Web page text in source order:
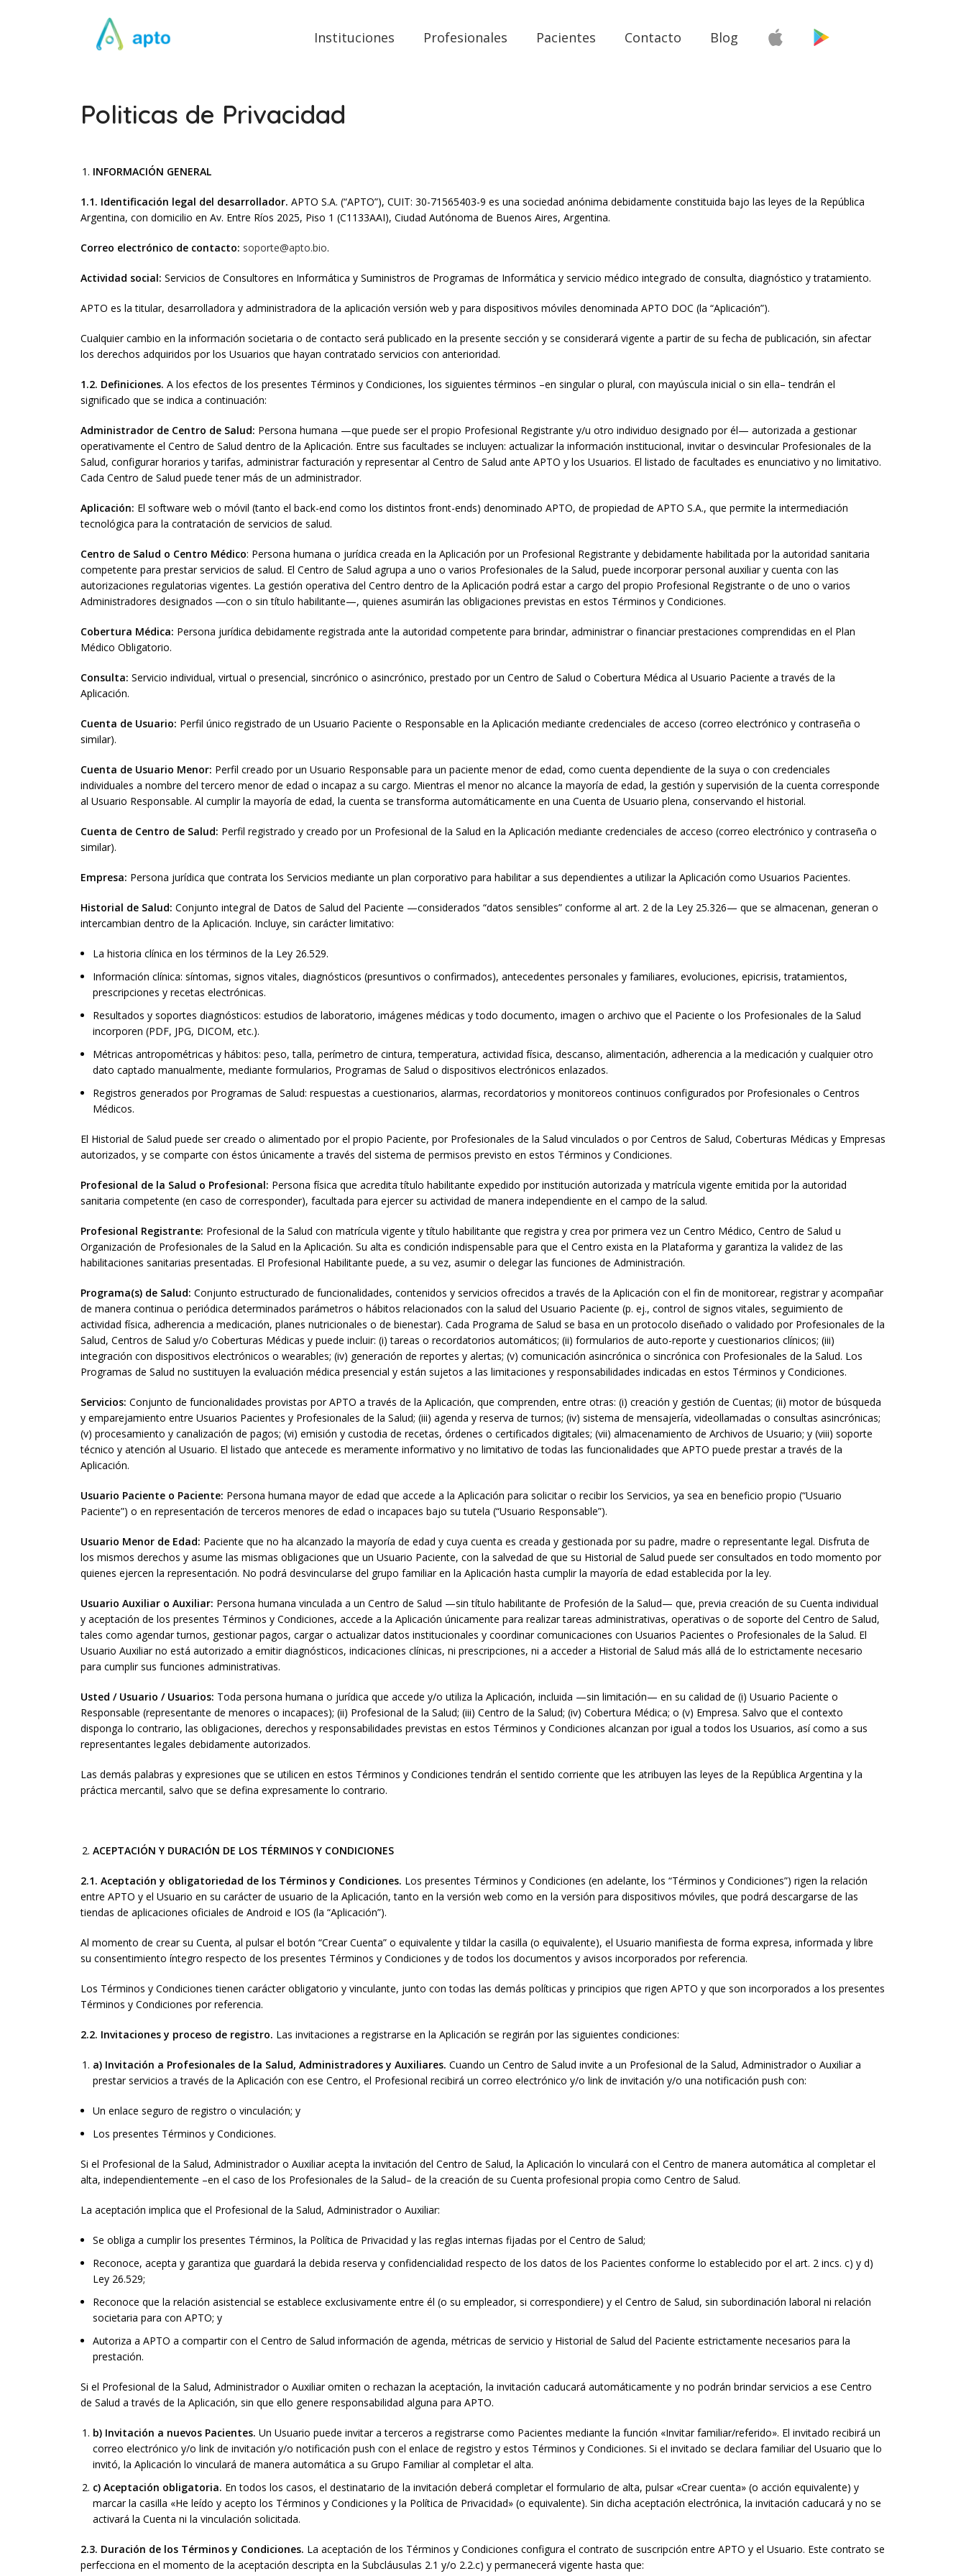
Instituciones Profesionales Pacientes Contacto Blog
Politicas de Privacidad
INFORMACIÓN GENERAL
1.1. Identificación legal del desarrollador. APTO S.A. (“APTO”), CUIT: 30-71565403-9 es una sociedad anónima debidamente constituida bajo las leyes de la República
Argentina, con domicilio en Av. Entre Ríos 2025, Piso 1 (C1133AAI), Ciudad Autónoma de Buenos Aires, Argentina.
Correo electrónico de contacto: soporte@apto.bio.
Actividad social: Servicios de Consultores en Informática y Suministros de Programas de Informática y servicio médico integrado de consulta, diagnóstico y tratamiento.
APTO es la titular, desarrolladora y administradora de la aplicación versión web y para dispositivos móviles denominada APTO DOC (la “Aplicación”).
Cualquier cambio en la información societaria o de contacto será publicado en la presente sección y se considerará vigente a partir de su fecha de publicación, sin afectar
los derechos adquiridos por los Usuarios que hayan contratado servicios con anterioridad.
1.2. Definiciones. A los efectos de los presentes Términos y Condiciones, los siguientes términos –en singular o plural, con mayúscula inicial o sin ella– tendrán el
significado que se indica a continuación:
Administrador de Centro de Salud: Persona humana —que puede ser el propio Profesional Registrante y/u otro individuo designado por él— autorizada a gestionar
operativamente el Centro de Salud dentro de la Aplicación. Entre sus facultades se incluyen: actualizar la información institucional, invitar o desvincular Profesionales de la
Salud, configurar horarios y tarifas, administrar facturación y representar al Centro de Salud ante APTO y los Usuarios. El listado de facultades es enunciativo y no limitativo.
Cada Centro de Salud puede tener más de un administrador.
Aplicación: El software web o móvil (tanto el back-end como los distintos front-ends) denominado APTO, de propiedad de APTO S.A., que permite la intermediación
tecnológica para la contratación de servicios de salud.
Centro de Salud o Centro Médico: Persona humana o jurídica creada en la Aplicación por un Profesional Registrante y debidamente habilitada por la autoridad sanitaria
competente para prestar servicios de salud. El Centro de Salud agrupa a uno o varios Profesionales de la Salud, puede incorporar personal auxiliar y cuenta con las
autorizaciones regulatorias vigentes. La gestión operativa del Centro dentro de la Aplicación podrá estar a cargo del propio Profesional Registrante o de uno o varios
Administradores designados ―con o sin título habilitante—, quienes asumirán las obligaciones previstas en estos Términos y Condiciones.
Cobertura Médica: Persona jurídica debidamente registrada ante la autoridad competente para brindar, administrar o financiar prestaciones comprendidas en el Plan
Médico Obligatorio.
Consulta: Servicio individual, virtual o presencial, sincrónico o asincrónico, prestado por un Centro de Salud o Cobertura Médica al Usuario Paciente a través de la
Aplicación.
Cuenta de Usuario: Perfil único registrado de un Usuario Paciente o Responsable en la Aplicación mediante credenciales de acceso (correo electrónico y contraseña o
similar).
Cuenta de Usuario Menor: Perfil creado por un Usuario Responsable para un paciente menor de edad, como cuenta dependiente de la suya o con credenciales
individuales a nombre del tercero menor de edad o incapaz a su cargo. Mientras el menor no alcance la mayoría de edad, la gestión y supervisión de la cuenta corresponde
al Usuario Responsable. Al cumplir la mayoría de edad, la cuenta se transforma automáticamente en una Cuenta de Usuario plena, conservando el historial.
Cuenta de Centro de Salud: Perfil registrado y creado por un Profesional de la Salud en la Aplicación mediante credenciales de acceso (correo electrónico y contraseña o
similar).
Empresa: Persona jurídica que contrata los Servicios mediante un plan corporativo para habilitar a sus dependientes a utilizar la Aplicación como Usuarios Pacientes.
Historial de Salud: Conjunto integral de Datos de Salud del Paciente —considerados “datos sensibles” conforme al art. 2 de la Ley 25.326— que se almacenan, generan o
intercambian dentro de la Aplicación. Incluye, sin carácter limitativo:
La historia clínica en los términos de la Ley 26.529.
Información clínica: síntomas, signos vitales, diagnósticos (presuntivos o confirmados), antecedentes personales y familiares, evoluciones, epicrisis, tratamientos,
prescripciones y recetas electrónicas.
Resultados y soportes diagnósticos: estudios de laboratorio, imágenes médicas y todo documento, imagen o archivo que el Paciente o los Profesionales de la Salud
incorporen (PDF, JPG, DICOM, etc.).
Métricas antropométricas y hábitos: peso, talla, perímetro de cintura, temperatura, actividad física, descanso, alimentación, adherencia a la medicación y cualquier otro
dato captado manualmente, mediante formularios, Programas de Salud o dispositivos electrónicos enlazados.
Registros generados por Programas de Salud: respuestas a cuestionarios, alarmas, recordatorios y monitoreos continuos configurados por Profesionales o Centros
Médicos.
El Historial de Salud puede ser creado o alimentado por el propio Paciente, por Profesionales de la Salud vinculados o por Centros de Salud, Coberturas Médicas y Empresas
autorizados, y se comparte con éstos únicamente a través del sistema de permisos previsto en estos Términos y Condiciones.
Profesional de la Salud o Profesional: Persona física que acredita título habilitante expedido por institución autorizada y matrícula vigente emitida por la autoridad
sanitaria competente (en caso de corresponder), facultada para ejercer su actividad de manera independiente en el campo de la salud.
Profesional Registrante: Profesional de la Salud con matrícula vigente y título habilitante que registra y crea por primera vez un Centro Médico, Centro de Salud u
Organización de Profesionales de la Salud en la Aplicación. Su alta es condición indispensable para que el Centro exista en la Plataforma y garantiza la validez de las
habilitaciones sanitarias presentadas. El Profesional Habilitante puede, a su vez, asumir o delegar las funciones de Administración.
Programa(s) de Salud: Conjunto estructurado de funcionalidades, contenidos y servicios ofrecidos a través de la Aplicación con el fin de monitorear, registrar y acompañar
de manera continua o periódica determinados parámetros o hábitos relacionados con la salud del Usuario Paciente (p. ej., control de signos vitales, seguimiento de
actividad física, adherencia a medicación, planes nutricionales o de bienestar). Cada Programa de Salud se basa en un protocolo diseñado o validado por Profesionales de la
Salud, Centros de Salud y/o Coberturas Médicas y puede incluir: (i) tareas o recordatorios automáticos; (ii) formularios de auto-reporte y cuestionarios clínicos; (iii)
integración con dispositivos electrónicos o wearables; (iv) generación de reportes y alertas; (v) comunicación asincrónica o sincrónica con Profesionales de la Salud. Los
Programas de Salud no sustituyen la evaluación médica presencial y están sujetos a las limitaciones y responsabilidades indicadas en estos Términos y Condiciones.
Servicios: Conjunto de funcionalidades provistas por APTO a través de la Aplicación, que comprenden, entre otras: (i) creación y gestión de Cuentas; (ii) motor de búsqueda
y emparejamiento entre Usuarios Pacientes y Profesionales de la Salud; (iii) agenda y reserva de turnos; (iv) sistema de mensajería, videollamadas o consultas asincrónicas;
(v) procesamiento y canalización de pagos; (vi) emisión y custodia de recetas, órdenes o certificados digitales; (vii) almacenamiento de Archivos de Usuario; y (viii) soporte
técnico y atención al Usuario. El listado que antecede es meramente informativo y no limitativo de todas las funcionalidades que APTO puede prestar a través de la
Aplicación.
Usuario Paciente o Paciente: Persona humana mayor de edad que accede a la Aplicación para solicitar o recibir los Servicios, ya sea en beneficio propio (“Usuario
Paciente”) o en representación de terceros menores de edad o incapaces bajo su tutela (“Usuario Responsable”).
Usuario Menor de Edad: Paciente que no ha alcanzado la mayoría de edad y cuya cuenta es creada y gestionada por su padre, madre o representante legal. Disfruta de
los mismos derechos y asume las mismas obligaciones que un Usuario Paciente, con la salvedad de que su Historial de Salud puede ser consultados en todo momento por
quienes ejercen la representación. No podrá desvincularse del grupo familiar en la Aplicación hasta cumplir la mayoría de edad establecida por la ley.
Usuario Auxiliar o Auxiliar: Persona humana vinculada a un Centro de Salud —sin título habilitante de Profesión de la Salud— que, previa creación de su Cuenta individual
y aceptación de los presentes Términos y Condiciones, accede a la Aplicación únicamente para realizar tareas administrativas, operativas o de soporte del Centro de Salud,
tales como agendar turnos, gestionar pagos, cargar o actualizar datos institucionales y coordinar comunicaciones con Usuarios Pacientes o Profesionales de la Salud. El
Usuario Auxiliar no está autorizado a emitir diagnósticos, indicaciones clínicas, ni prescripciones, ni a acceder a Historial de Salud más allá de lo estrictamente necesario
para cumplir sus funciones administrativas.
Usted / Usuario / Usuarios: Toda persona humana o jurídica que accede y/o utiliza la Aplicación, incluida —sin limitación— en su calidad de (i) Usuario Paciente o
Responsable (representante de menores o incapaces); (ii) Profesional de la Salud; (iii) Centro de la Salud; (iv) Cobertura Médica; o (v) Empresa. Salvo que el contexto
disponga lo contrario, las obligaciones, derechos y responsabilidades previstas en estos Términos y Condiciones alcanzan por igual a todos los Usuarios, así como a sus
representantes legales debidamente autorizados.
Las demás palabras y expresiones que se utilicen en estos Términos y Condiciones tendrán el sentido corriente que les atribuyen las leyes de la República Argentina y la
práctica mercantil, salvo que se defina expresamente lo contrario.
ACEPTACIÓN Y DURACIÓN DE LOS TÉRMINOS Y CONDICIONES
2.1. Aceptación y obligatoriedad de los Términos y Condiciones. Los presentes Términos y Condiciones (en adelante, los “Términos y Condiciones”) rigen la relación
entre APTO y el Usuario en su carácter de usuario de la Aplicación, tanto en la versión web como en la versión para dispositivos móviles, que podrá descargarse de las
tiendas de aplicaciones oficiales de Android e IOS (la “Aplicación”).
Al momento de crear su Cuenta, al pulsar el botón “Crear Cuenta” o equivalente y tildar la casilla (o equivalente), el Usuario manifiesta de forma expresa, informada y libre
su consentimiento íntegro respecto de los presentes Términos y Condiciones y de todos los documentos y avisos incorporados por referencia.
Los Términos y Condiciones tienen carácter obligatorio y vinculante, junto con todas las demás políticas y principios que rigen APTO y que son incorporados a los presentes
Términos y Condiciones por referencia.
2.2. Invitaciones y proceso de registro. Las invitaciones a registrarse en la Aplicación se regirán por las siguientes condiciones:
a) Invitación a Profesionales de la Salud, Administradores y Auxiliares. Cuando un Centro de Salud invite a un Profesional de la Salud, Administrador o Auxiliar a
prestar servicios a través de la Aplicación con ese Centro, el Profesional recibirá un correo electrónico y/o link de invitación y/o una notificación push con:
Un enlace seguro de registro o vinculación; y
Los presentes Términos y Condiciones.
Si el Profesional de la Salud, Administrador o Auxiliar acepta la invitación del Centro de Salud, la Aplicación lo vinculará con el Centro de manera automática al completar el
alta, independientemente –en el caso de los Profesionales de la Salud– de la creación de su Cuenta profesional propia como Centro de Salud.
La aceptación implica que el Profesional de la Salud, Administrador o Auxiliar:
Se obliga a cumplir los presentes Términos, la Política de Privacidad y las reglas internas fijadas por el Centro de Salud;
Reconoce, acepta y garantiza que guardará la debida reserva y confidencialidad respecto de los datos de los Pacientes conforme lo establecido por el art. 2 incs. c) y d)
Ley 26.529;
Reconoce que la relación asistencial se establece exclusivamente entre él (o su empleador, si correspondiere) y el Centro de Salud, sin subordinación laboral ni relación
societaria para con APTO; y
Autoriza a APTO a compartir con el Centro de Salud información de agenda, métricas de servicio y Historial de Salud del Paciente estrictamente necesarios para la
prestación.
Si el Profesional de la Salud, Administrador o Auxiliar omiten o rechazan la aceptación, la invitación caducará automáticamente y no podrán brindar servicios a ese Centro
de Salud a través de la Aplicación, sin que ello genere responsabilidad alguna para APTO.
b) Invitación a nuevos Pacientes. Un Usuario puede invitar a terceros a registrarse como Pacientes mediante la función «Invitar familiar/referido». El invitado recibirá un
correo electrónico y/o link de invitación y/o notificación push con el enlace de registro y estos Términos y Condiciones. Si el invitado se declara familiar del Usuario que lo
invitó, la Aplicación lo vinculará de manera automática a su Grupo Familiar al completar el alta.
c) Aceptación obligatoria. En todos los casos, el destinatario de la invitación deberá completar el formulario de alta, pulsar «Crear cuenta» (o acción equivalente) y
marcar la casilla «He leído y acepto los Términos y Condiciones y la Política de Privacidad» (o equivalente). Sin dicha aceptación electrónica, la invitación caducará y no se
activará la Cuenta ni la vinculación solicitada.
2.3. Duración de los Términos y Condiciones. La aceptación de los Términos y Condiciones configura el contrato de suscripción entre APTO y el Usuario. Este contrato se
perfecciona en el momento de la aceptación descripta en la Subcláusulas 2.1 y/o 2.2.c) y permanecerá vigente hasta que: